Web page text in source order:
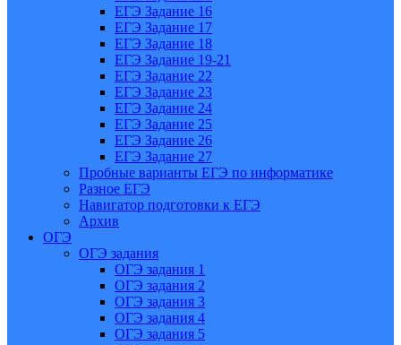
ЕГЭ Задание 16
ЕГЭ Задание 17
ЕГЭ Задание 18
ЕГЭ Задание 19-21
ЕГЭ Задание 22
ЕГЭ Задание 23
ЕГЭ Задание 24
ЕГЭ Задание 25
ЕГЭ Задание 26
ЕГЭ Задание 27
Пробные варианты ЕГЭ по информатике
Разное ЕГЭ
Навигатор подготовки к ЕГЭ
Архив
ОГЭ
ОГЭ задания
ОГЭ задания 1
ОГЭ задания 2
ОГЭ задания 3
ОГЭ задания 4
ОГЭ задания 5